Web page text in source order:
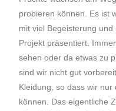
probieren können. Es ist
mit viel Begeisterung
Projekt präsentiert.
sehen oder da etwas zu
sind wir nicht gut
Kleidung, so dass wir nur
können. Das eigentliche